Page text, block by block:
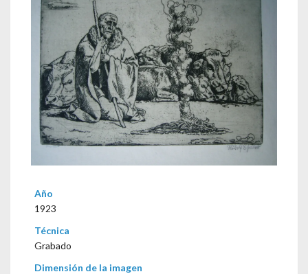
Año
1923
Técnica
Grabado
Dimensión de la imagen